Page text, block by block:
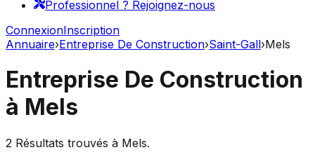
Professionnel ? Rejoignez-nous
ConnexionInscription
Annuaire›Entreprise De Construction›Saint-Gall›Mels
Entreprise De Construction
à Mels
2 Résultats trouvés à Mels.